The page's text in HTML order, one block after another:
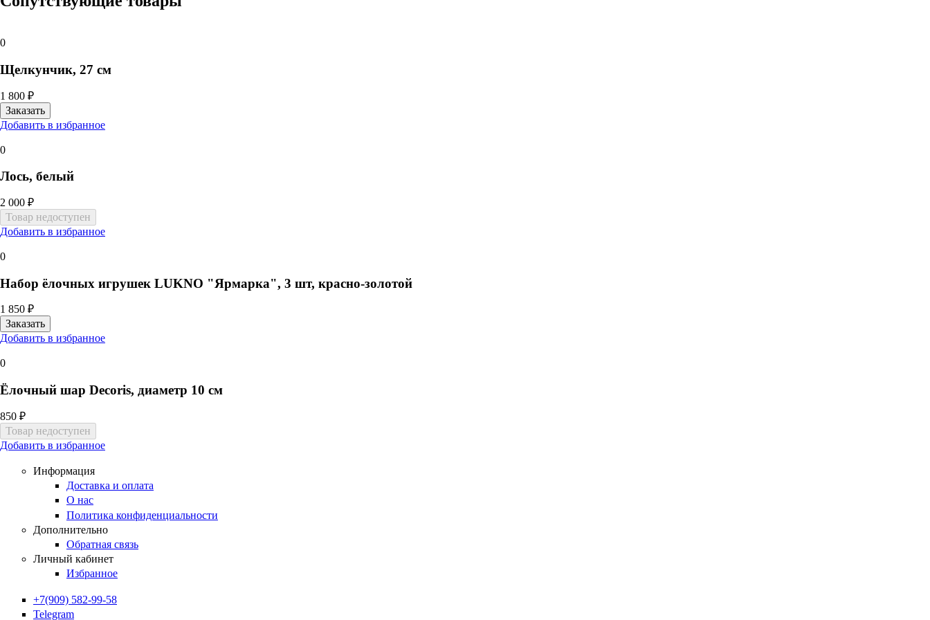
0
Щелкунчик, 27 см
1 800 ₽
Добавить в избранное
0
Лось, белый
2 000 ₽
Добавить в избранное
0
Набор ёлочных игрушек LUKNO "Ярмарка", 3 шт, красно-золотой
1 850 ₽
Добавить в избранное
0
Ёлочный шар Decoris, диаметр 10 см
850 ₽
Добавить в избранное
Информация
Доставка и оплата
О нас
Политика конфиденциальности
Дополнительно
Обратная связь
Личный кабинет
Избранное
+7(909) 582-99-58
Telegram